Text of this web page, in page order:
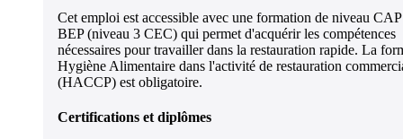
Cet emploi est accessible avec une formation de niveau
BEP (niveau 3 CEC) qui permet d'acquérir les compétences
nécessaires pour travailler dans la restauration rapide. La
Hygiène Alimentaire dans l'activité de restauration
(HACCP) est obligatoire.
Certifications et diplômes